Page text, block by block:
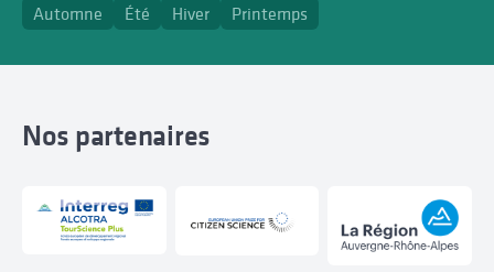
Automne
Été Hiver Printemps
Nos partenaires